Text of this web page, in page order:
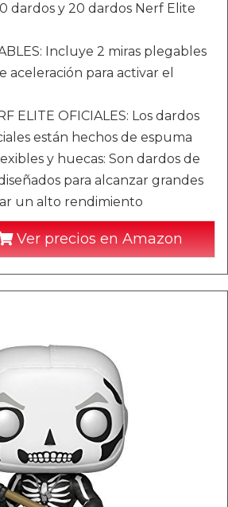
dardos y 20 dardos Nerf Elite
Incluye 2 miras plegables
aceleración para activar el
ELITE OFICIALES: Los dardos
están hechos de espuma
y huecas: Son dardos de
para alcanzar grandes
un alto rendimiento
Ver precios en Amazon